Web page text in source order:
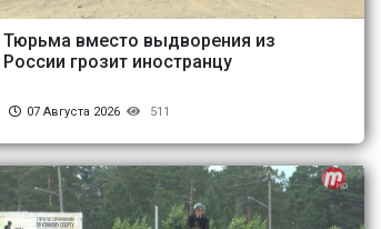
Тюрьма вместо выдворения из
России грозит иностранцу
07 Августа 2026 511